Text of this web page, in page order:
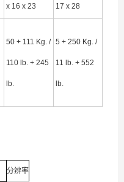
x 16 x 23 17 x 28
50 + 111 Kg. /
110 lb. + 245
lb.
5 + 250 Kg. /
11 lb. + 552
lb.
分辨率